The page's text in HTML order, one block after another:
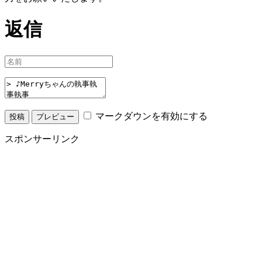
返信
マークダウンを有効にする
スポンサーリンク